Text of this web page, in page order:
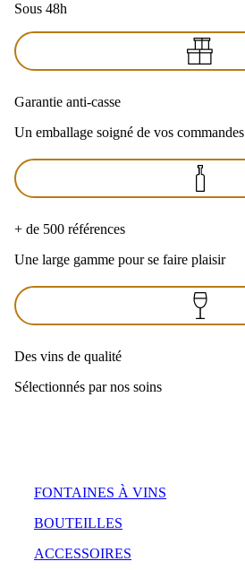
Sous 48h
Garantie anti-casse
Un emballage soigné de vos commandes
+ de 500 références
Une large gamme pour se faire plaisir
Des vins de qualité
Sélectionnés par nos soins
FONTAINES À VINS
BOUTEILLES
ACCESSOIRES